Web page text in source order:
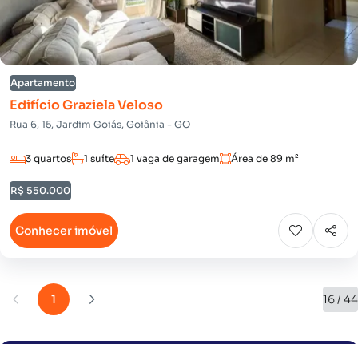
Apartamento
Edifício Graziela Veloso
Rua 6, 15, Jardim Goiás, Goiânia - GO
3 quartos 1 suíte 1 vaga de garagem Área de 89 m²
R$ 550.000
Conhecer imóvel
1 16 / 44